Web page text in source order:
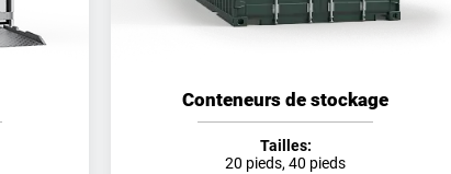
Conteneurs de stockage
Tailles:
20 pieds, 40 pieds